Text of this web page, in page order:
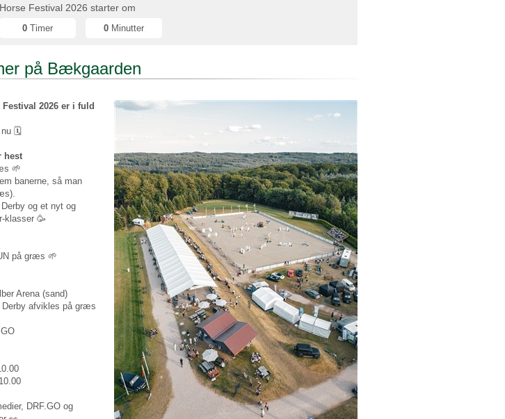
Festival 2026 starter om
0 Timer 0 Minutter
på Bækgaarden
2026 er i fuld
nu 🗓️
hest
🌱
banerne, så man
og et nyt og
klasser 🥳
på græs 🌱
Arena (sand)
Derby afvikles på græs
DRF.GO og